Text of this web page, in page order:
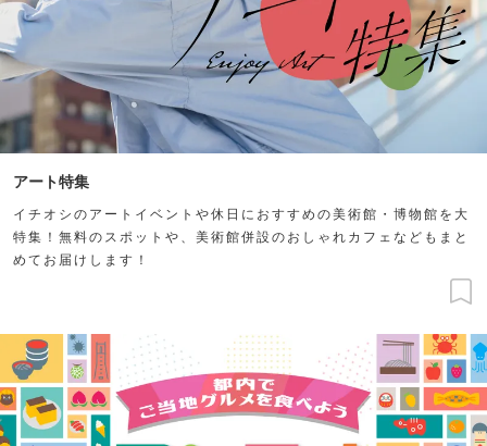
アート特集
イチオシのアートイベントや休日におすすめの美術館・博物館を大
特集！無料のスポットや、美術館併設のおしゃれカフェなどもまと
めてお届けします！